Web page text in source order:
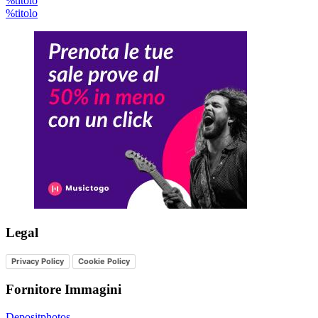
%titolo
Legal
Privacy Policy Cookie Policy
Fornitore Immagini